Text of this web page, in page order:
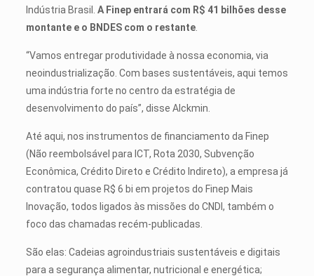
Indústria Brasil. A Finep entrará com R$ 41 bilhões desse
montante e o BNDES com o restante.
“Vamos entregar produtividade à nossa economia, via
neoindustrialização. Com bases sustentáveis, aqui temos
uma indústria forte no centro da estratégia de
desenvolvimento do país”, disse Alckmin.
Até aqui, nos instrumentos de financiamento da Finep
(Não reembolsável para ICT, Rota 2030, Subvenção
Econômica, Crédito Direto e Crédito Indireto), a empresa já
contratou quase R$ 6 bi em projetos do Finep Mais
Inovação, todos ligados às missões do CNDI, também o
foco das chamadas recém-publicadas.
São elas: Cadeias agroindustriais sustentáveis e digitais
para a segurança alimentar, nutricional e energética;